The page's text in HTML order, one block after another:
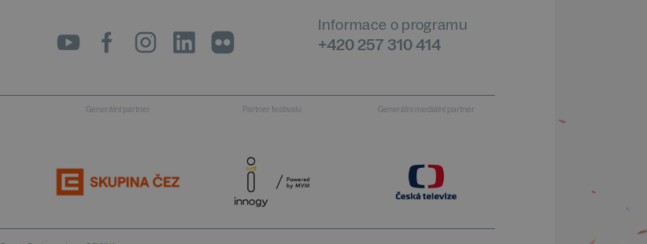
Informace o programu
+420 257 310 414
Generální partner Partner festivalu Generální mediální partner